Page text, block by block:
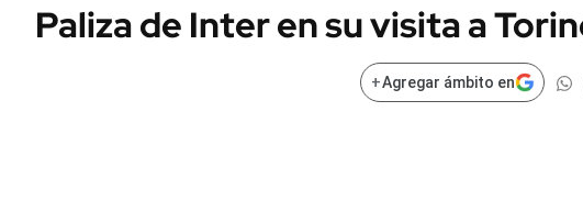
Campo Sustentabilidad
ENERGY REPORT
Paliza de Inter en su visita a
+Agregar ámbito en